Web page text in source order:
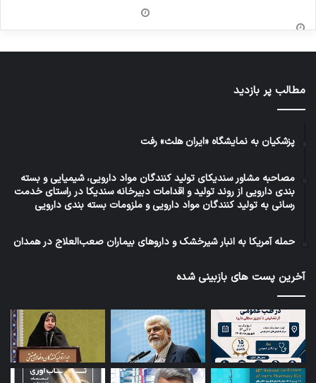
مطالب پر بازدید
پزشکیان به نمایشگاه «ایران هلث» رفت
مصاحبه مشاور سندیکای تولید کنندگان مواد دارویی، شیمیایی و بسته
بندی دارویی از روند تولید و اقدامات دبیرخانه سندیکا در راستای خدمت
رسانی به تولید کنندگان مواد دارویی و ملزومات بسته بندی دارویی
حمله آمریکا به انبار شیرخشک و داروهای بیماران صعب‌العلاج در همدان
آخرین پست های بازبینی شده